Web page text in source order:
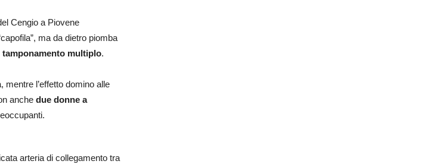
Cengio a Piovene
ma da dietro piomba
tamponamento multiplo.
l’effetto domino alle
anche due donne a
arteria di collegamento tra